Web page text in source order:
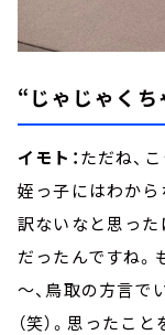
“じゃじゃく
イモト：ただね、
姪っ子にはわか
訳ないなと思っ
だったんですね
～、鳥取の方言で
（笑）。思ったこ